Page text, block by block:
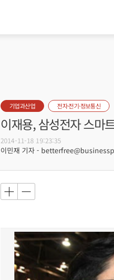
기업과산업 전자·전기·정보통신
이재용, 삼성전자 스마
2014-11-18 19:23:35
이민재 기자 -